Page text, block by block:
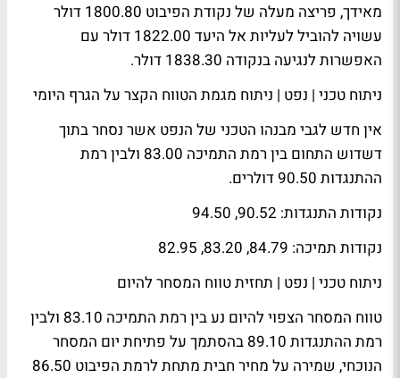
מאידך, פריצה מעלה של נקודת הפיבוט 1800.80 דולר
עשויה להוביל לעליות אל היעד 1822.00 דולר עם
האפשרות לנגיעה בנקודה 1838.30 דולר.
ניתוח טכני | נפט | ניתוח מגמת הטווח הקצר על הגרף היומי
אין חדש לגבי מבנהו הטכני של הנפט אשר נסחר בתוך
דשדוש התחום בין רמת התמיכה 83.00 ולבין רמת
ההתנגדות 90.50 דולרים.
נקודות התנגדות: 90.52, 94.50
נקודות תמיכה: 84.79, 83.20, 82.95
ניתוח טכני | נפט | תחזית טווח המסחר להיום
טווח המסחר הצפוי להיום נע בין רמת התמיכה 83.10 ולבין
רמת ההתנגדות 89.10 בהסתמך על פתיחת יום המסחר
הנוכחי, שמירה על מחיר חבית מתחת לרמת הפיבוט 86.50